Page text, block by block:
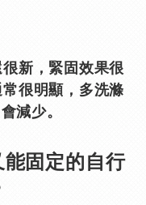
新，緊固效果很
很明顯，多洗滌
減少。
固定的自行